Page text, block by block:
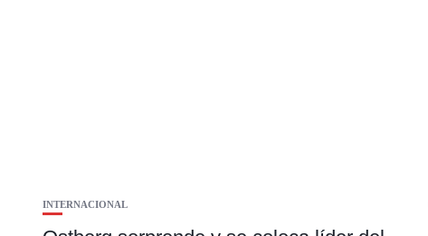
INTERNACIONAL